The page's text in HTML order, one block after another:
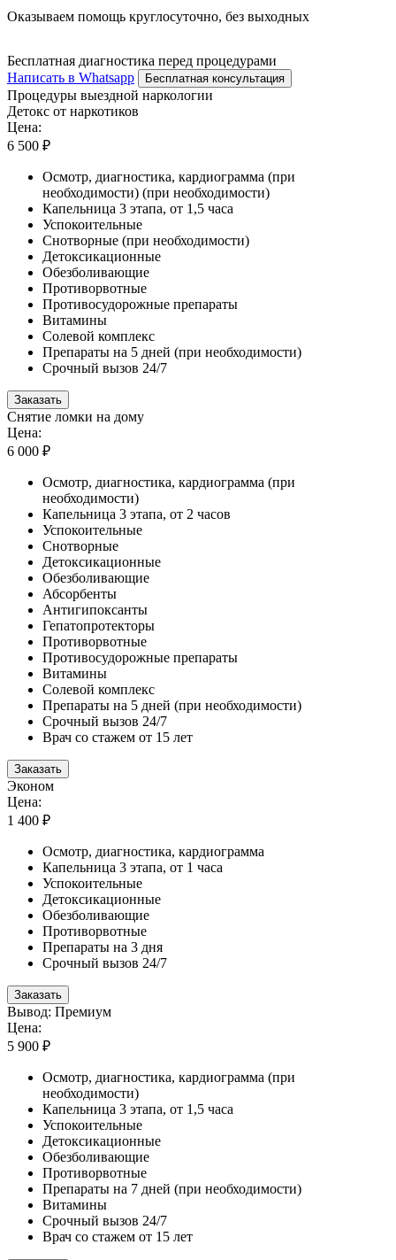
Оказываем помощь круглосуточно, без выходных
Бесплатная диагностика перед процедурами
Написать в Whatsapp
Бесплатная консультация
Процедуры выездной наркологии
Детокс от наркотиков
Цена:
6 500 ₽
Осмотр, диагностика, кардиограмма (при
необходимости) (при необходимости)
Капельница 3 этапа, от 1,5 часа
Успокоительные
Снотворные (при необходимости)
Детоксикационные
Обезболивающие
Противорвотные
Противосудорожные препараты
Витамины
Солевой комплекс
Препараты на 5 дней (при необходимости)
Срочный вызов 24/7
Заказать
Снятие ломки на дому
Цена:
6 000 ₽
Осмотр, диагностика, кардиограмма (при
необходимости)
Капельница 3 этапа, от 2 часов
Успокоительные
Снотворные
Детоксикационные
Обезболивающие
Абсорбенты
Антигипоксанты
Гепатопротекторы
Противорвотные
Противосудорожные препараты
Витамины
Солевой комплекс
Препараты на 5 дней (при необходимости)
Срочный вызов 24/7
Врач со стажем от 15 лет
Заказать
Эконом
Цена:
1 400 ₽
Осмотр, диагностика, кардиограмма
Капельница 3 этапа, от 1 часа
Успокоительные
Детоксикационные
Обезболивающие
Противорвотные
Препараты на 3 дня
Срочный вызов 24/7
Заказать
Вывод: Премиум
Цена:
5 900 ₽
Осмотр, диагностика, кардиограмма (при
необходимости)
Капельница 3 этапа, от 1,5 часа
Успокоительные
Детоксикационные
Обезболивающие
Противорвотные
Препараты на 7 дней (при необходимости)
Витамины
Срочный вызов 24/7
Врач со стажем от 15 лет